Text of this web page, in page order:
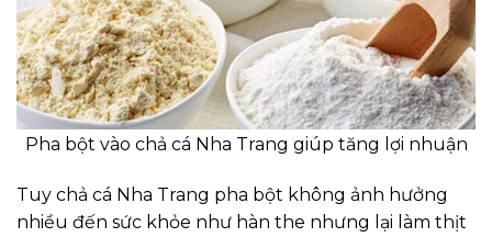
Pha bột vào chả cá Nha Trang giúp tăng lợi nhuận
Tuy chả cá Nha Trang pha bột không ảnh hưởng
nhiều đến sức khỏe như hàn the nhưng lại làm thịt